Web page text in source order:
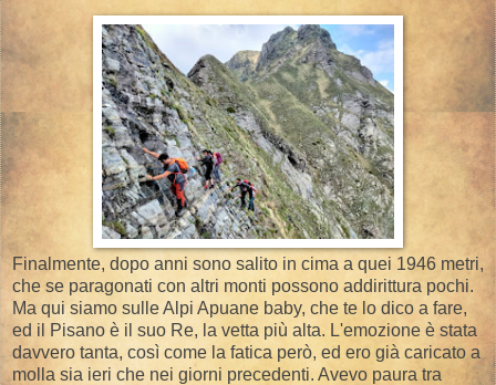
Finalmente, dopo anni sono salito in cima a quei 1946 metri,
che se paragonati con altri monti possono addirittura pochi.
Ma qui siamo sulle Alpi Apuane baby, che te lo dico a fare,
ed il Pisano è il suo Re, la vetta più alta. L'emozione è stata
davvero tanta, così come la fatica però, ed ero già caricato a
molla sia ieri che nei giorni precedenti. Avevo paura tra